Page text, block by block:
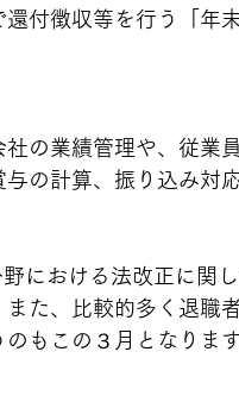
付徴収等を行う「年
の業績管理や、従業
の計算、振り込み対
における法改正に関
た、比較的多く退職
もこの３月となります